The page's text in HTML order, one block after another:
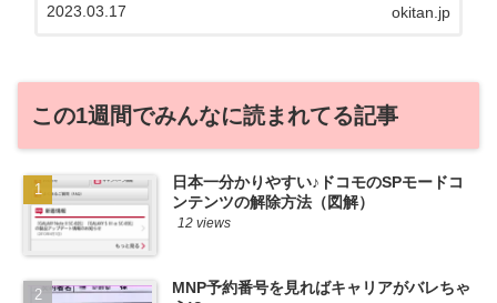
る自身も、そういう案件を常に狙ってます
okitan.jp
2023.03.17
この1週間でみんなに読まれてる記事
日本一分かりやすい♪ドコモのSPモードコ
ンテンツの解除方法（図解）
12 views
MNP予約番号を見ればキャリアがバレちゃ